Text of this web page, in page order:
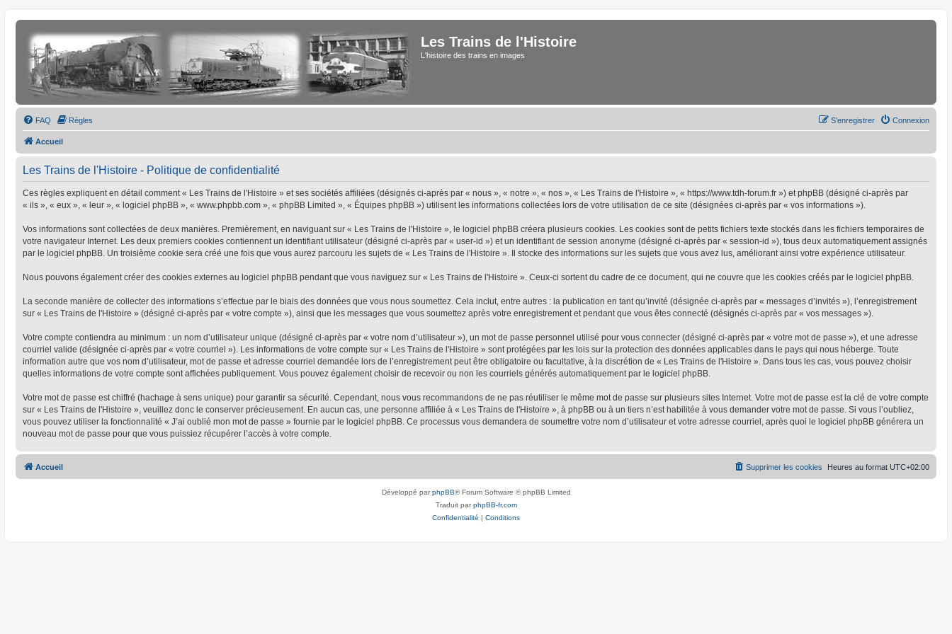
Les Trains de l'Histoire
L'histoire des trains en images
FAQ Règles Connexion
S’enregistrer
Accueil
Les Trains de l'Histoire - Politique de confidentialité
Ces règles expliquent en détail comment « Les Trains de l'Histoire » et ses sociétés affiliées (désignés ci-après par « nous », « notre », « nos », « Les Trains de l'Histoire », « https://www.tdh-forum.fr ») et phpBB (désigné ci-après par
« ils », « eux », « leur », « logiciel phpBB », « www.phpbb.com », « phpBB Limited », « Équipes phpBB ») utilisent les informations collectées lors de votre utilisation de ce site (désignées ci-après par « vos informations »).
Vos informations sont collectées de deux manières. Premièrement, en naviguant sur « Les Trains de l'Histoire », le logiciel phpBB créera plusieurs cookies. Les cookies sont de petits fichiers texte stockés dans les fichiers temporaires de
votre navigateur Internet. Les deux premiers cookies contiennent un identifiant utilisateur (désigné ci-après par « user-id ») et un identifiant de session anonyme (désigné ci-après par « session-id »), tous deux automatiquement assignés
par le logiciel phpBB. Un troisième cookie sera créé une fois que vous aurez parcouru les sujets de « Les Trains de l'Histoire ». Il stocke des informations sur les sujets que vous avez lus, améliorant ainsi votre expérience utilisateur.
Nous pouvons également créer des cookies externes au logiciel phpBB pendant que vous naviguez sur « Les Trains de l'Histoire ». Ceux-ci sortent du cadre de ce document, qui ne couvre que les cookies créés par le logiciel phpBB.
La seconde manière de collecter des informations s’effectue par le biais des données que vous nous soumettez. Cela inclut, entre autres : la publication en tant qu’invité (désignée ci-après par « messages d’invités »), l’enregistrement
sur « Les Trains de l'Histoire » (désigné ci-après par « votre compte »), ainsi que les messages que vous soumettez après votre enregistrement et pendant que vous êtes connecté (désignés ci-après par « vos messages »).
Votre compte contiendra au minimum : un nom d’utilisateur unique (désigné ci-après par « votre nom d’utilisateur »), un mot de passe personnel utilisé pour vous connecter (désigné ci-après par « votre mot de passe »), et une adresse
courriel valide (désignée ci-après par « votre courriel »). Les informations de votre compte sur « Les Trains de l'Histoire » sont protégées par les lois sur la protection des données applicables dans le pays qui nous héberge. Toute
information autre que vos nom d’utilisateur, mot de passe et adresse courriel demandée lors de l’enregistrement peut être obligatoire ou facultative, à la discrétion de « Les Trains de l'Histoire ». Dans tous les cas, vous pouvez choisir
quelles informations de votre compte sont affichées publiquement. Vous pouvez également choisir de recevoir ou non les courriels générés automatiquement par le logiciel phpBB.
Votre mot de passe est chiffré (hachage à sens unique) pour garantir sa sécurité. Cependant, nous vous recommandons de ne pas réutiliser le même mot de passe sur plusieurs sites Internet. Votre mot de passe est la clé de votre compte
sur « Les Trains de l'Histoire », veuillez donc le conserver précieusement. En aucun cas, une personne affiliée à « Les Trains de l'Histoire », à phpBB ou à un tiers n’est habilitée à vous demander votre mot de passe. Si vous l’oubliez,
vous pouvez utiliser la fonctionnalité « J’ai oublié mon mot de passe » fournie par le logiciel phpBB. Ce processus vous demandera de soumettre votre nom d’utilisateur et votre adresse courriel, après quoi le logiciel phpBB générera un
nouveau mot de passe pour que vous puissiez récupérer l’accès à votre compte.
Accueil Heures au format UTC+02:00
Supprimer les cookies
Développé parphpBB® Forum Software © phpBB Limited
Traduit parphpBB-fr.com
Confidentialité | Conditions